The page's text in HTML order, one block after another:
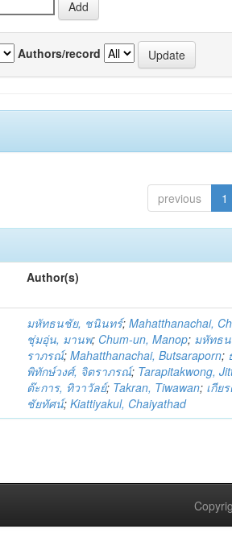
Authors/record
previous 1
Author(s)
มหัทธนชัย, ชนินทร์;Mahatthanachai,
ชุ่มอุ่น, มานพ; Chum-un, Manop; มหัทธ
ราภรณ์;Mahatthanachai, Butsaraporn;
พิทักษ์วงศ์, จิตราภรณ์; Tarapitakwong,
ต๊ะการ, ทิวาวัลย์; Takran, Tiwawan; เกีย
ชัยทัศน์;Kiattiyakul, Chaiyathad